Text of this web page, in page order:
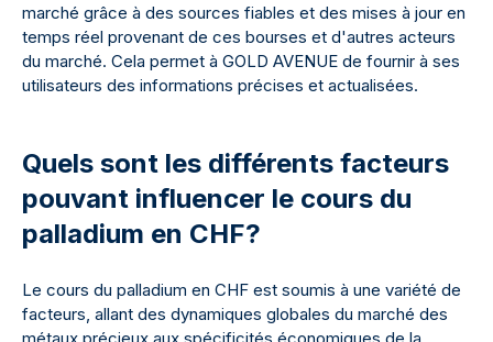
marché grâce à des sources fiables et des mises à jour en
temps réel provenant de ces bourses et d'autres acteurs
du marché. Cela permet à GOLD AVENUE de fournir à ses
utilisateurs des informations précises et actualisées.
Quels sont les différents facteurs
pouvant influencer le cours du
palladium en CHF?
Le cours du palladium en CHF est soumis à une variété de
facteurs, allant des dynamiques globales du marché des